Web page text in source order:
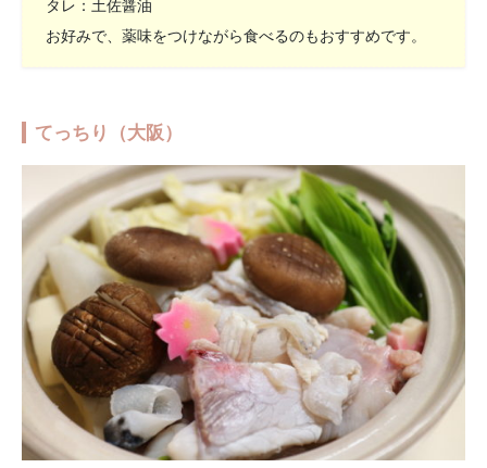
タレ：土佐醤油
お好みで、薬味をつけながら食べるのもおすすめです。
てっちり（大阪）